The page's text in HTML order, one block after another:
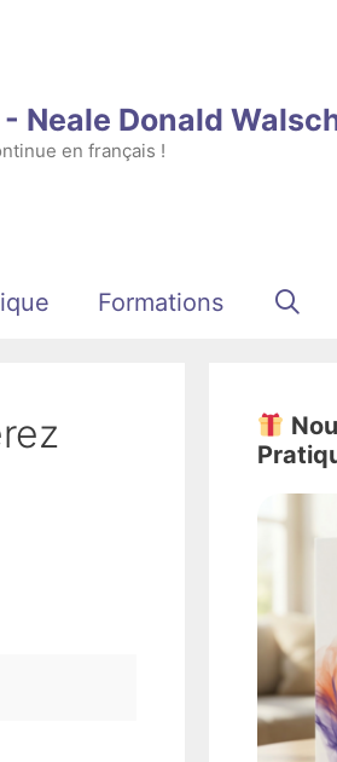
Neale Donald
en français !
Formations